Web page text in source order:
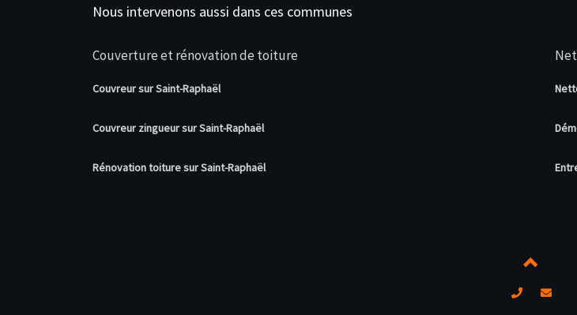
Nous intervenons aussi dans ces communes
Couverture et rénovation de toiture
Couvreur sur Saint-Raphaël
Couvreur zingueur sur Saint-Raphaël
Rénovation toiture sur Saint-Raphaël